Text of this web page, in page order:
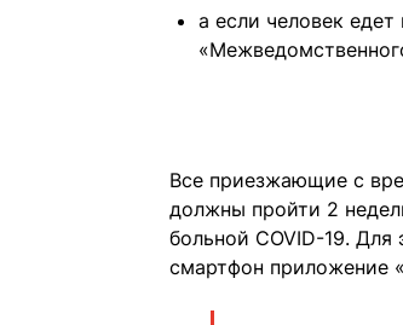
а если человек
Все приезжающие с
должны пройти 2
больной COVID-19. Для
смартфон приложение